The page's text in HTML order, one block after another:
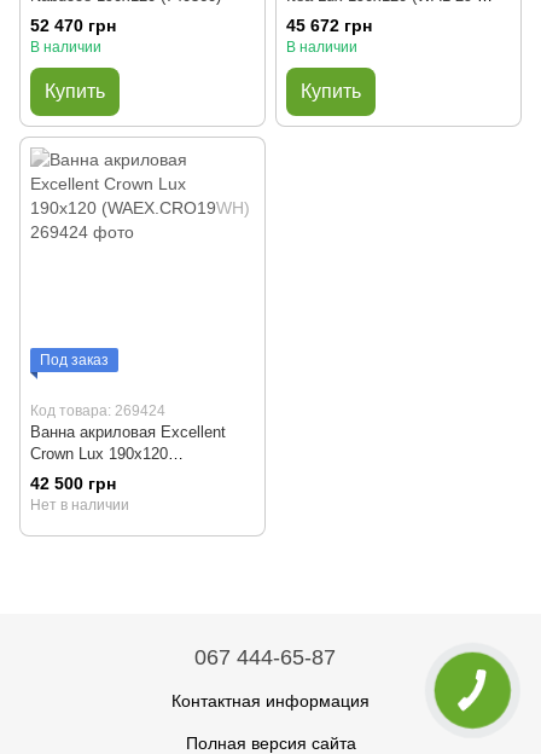
52 470 грн
В наличии
Купить
190x120US) + сифон
45 672 грн
В наличии
Купить
Под заказ
Код товара: 269424
Ванна акриловая Excellent
Crown Lux 190x120
(WAEX.CRO19WH)
42 500 грн
Нет в наличии
067 444-65-87
Контактная информация
Полная версия сайта